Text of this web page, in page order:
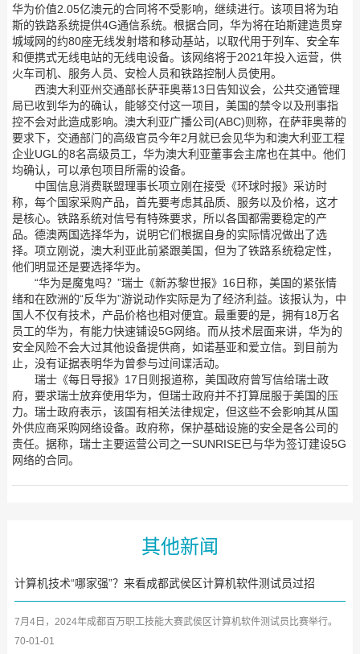
华为价值2.05亿澳元的合同将不受影响，继续进行。该项目将为珀
斯的铁路系统提供4G通信系统。根据合同，华为将在珀斯建造贯穿
城域网的约80座无线发射塔和移动基站，以取代用于列车、安全车
和便携式无线电站的无线电设备。该网络将于2021年投入运营，供
火车司机、服务人员、安检人员和铁路控制人员使用。
西澳大利亚州交通部长萨菲奥蒂13日告知议会，公共交通管理
局已收到华为的确认，能够交付这一项目，美国的禁令以及刑事指
控不会对此造成影响。澳大利亚广播公司(ABC)则称，在萨菲奥蒂的
要求下，交通部门的高级官员今年2月就已会见华为和澳大利亚工程
企业UGL的8名高级员工，华为澳大利亚董事会主席也在其中。他们
均确认，可以承包项目所需的设备。
中国信息消费联盟理事长项立刚在接受《环球时报》采访时
称，每个国家采购产品，首先要考虑其品质、服务以及价格，这才
是核心。铁路系统对信号有特殊要求，所以各国都需要稳定的产
品。德澳两国选择华为，说明它们根据自身的实际情况做出了选
择。项立刚说，澳大利亚此前紧跟美国，但为了铁路系统稳定性，
他们明显还是要选择华为。
“华为是魔鬼吗？”瑞士《新苏黎世报》16日称，美国的紧张情
绪和在欧洲的“反华为”游说动作实际是为了经济利益。该报认为，中
国人不仅有技术，产品价格也相对便宜。最重要的是，拥有18万名
员工的华为，有能力快速铺设5G网络。而从技术层面来讲，华为的
安全风险不会大过其他设备提供商，如诺基亚和爱立信。到目前为
止，没有证据表明华为曾参与过间谍活动。
瑞士《每日导报》17日则报道称，美国政府曾写信给瑞士政
府，要求瑞士放弃使用华为，但瑞士政府并不打算屈服于美国的压
力。瑞士政府表示，该国有相关法律规定，但这些不会影响其从国
外供应商采购网络设备。政府称，保护基础设施的安全是各公司的
责任。据称，瑞士主要运营公司之一SUNRISE已与华为签订建设5G
网络的合同。
其他新闻
计算机技术“哪家强”？来看成都武侯区计算机软件测试员过招
7月4日，2024年成都百万职工技能大赛武侯区计算机软件测试员比赛举行。
大赛邀请了来自成都市武侯...
70-01-01